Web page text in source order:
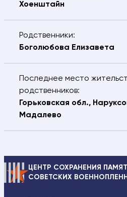
Хоенштайн
Родственники:
Боголюбова Елизавета
Последнее место
родственников:
Горьковская обл.,
Мадалево
ЦЕНТР СОХРАНЕНИЯ
СОВЕТСКИХ